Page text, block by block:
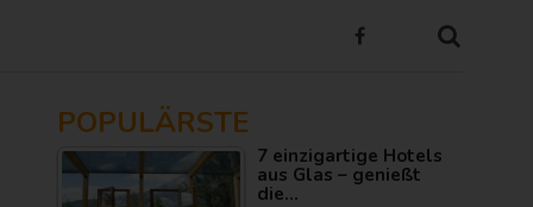
POPULÄRSTE
7 einzigartige Hotels
aus Glas – genießt
die…